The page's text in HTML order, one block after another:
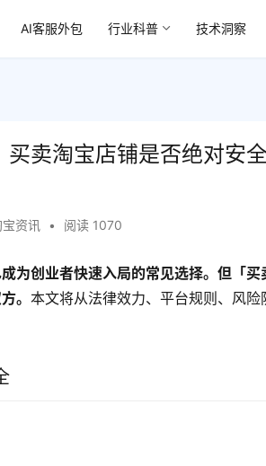
AI客服外包 行业科普 技术洞察
卖淘宝店铺是否绝对安
宝资讯 • 阅读 1070
为创业者快速入局的常见选择。但「买
。本文将从法律效力、平台规则、风险